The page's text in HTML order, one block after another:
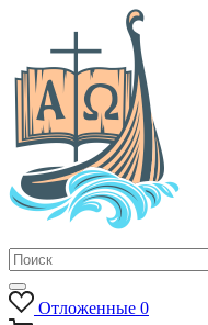
Отложенные 0